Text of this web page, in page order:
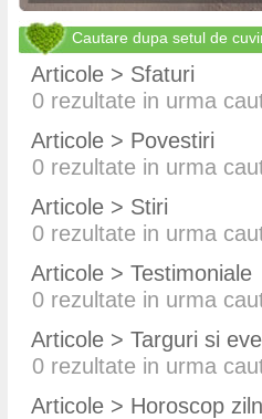
Cautare dupa setul de
Articole > Sfaturi
0 rezultate in urma
Articole > Povestiri
0 rezultate in urma
Articole > Stiri
0 rezultate in urma
Articole > Testimoniale
0 rezultate in urma
Articole > Targuri si
0 rezultate in urma
Articole > Horoscop